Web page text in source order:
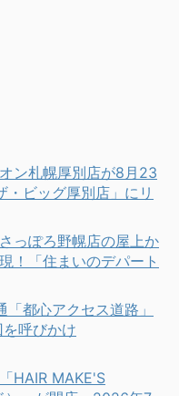
ン札幌厚別店が8月23
・ビッグ厚別店」にリ
っぽろ野幌店の屋上か
！「住まいのデパート
都心アクセス道路」
呼びかけ
HAIR MAKE'S